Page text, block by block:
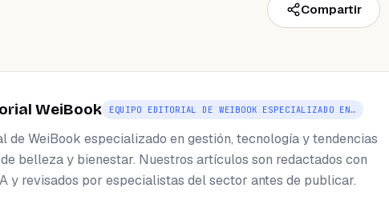
Compartir
WeiBook EQUIPO EDITORIAL DE WEIBOOK ESPECIALIZADO EN…
de WeiBook especializado en gestión, tecnología y tendencias
belleza y bienestar. Nuestros artículos son redactados con
y revisados por especialistas del sector antes de publicar.